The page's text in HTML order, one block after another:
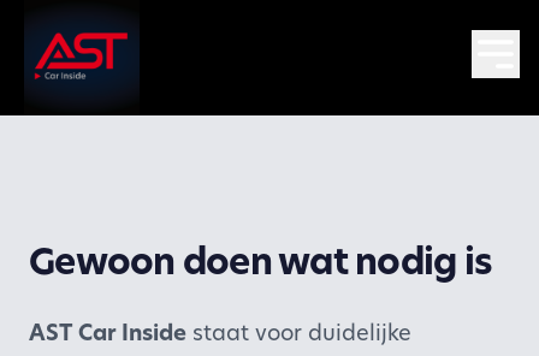
Gewoon doen wat nodig is
AST Car Inside staat voor duidelijke